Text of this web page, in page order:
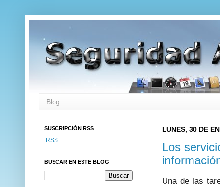
Blog
LUNES, 30 DE
Los
Una de las
SUSCRIPCIÓN RSS
RSS
BUSCAR EN ESTE BLOG